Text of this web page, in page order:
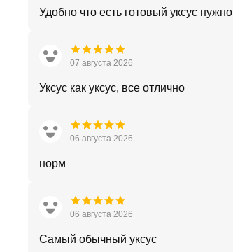
Удобно что есть готовый уксус
07 августа 2026
Уксус как уксус, все отлично
06 августа 2026
норм
06 августа 2026
Самый обычный уксус